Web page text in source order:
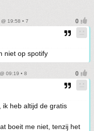
19:58 • 7
niet op spotify
09:19 • 8
ik heb altijd de gratis
boeit me niet, tenzij het